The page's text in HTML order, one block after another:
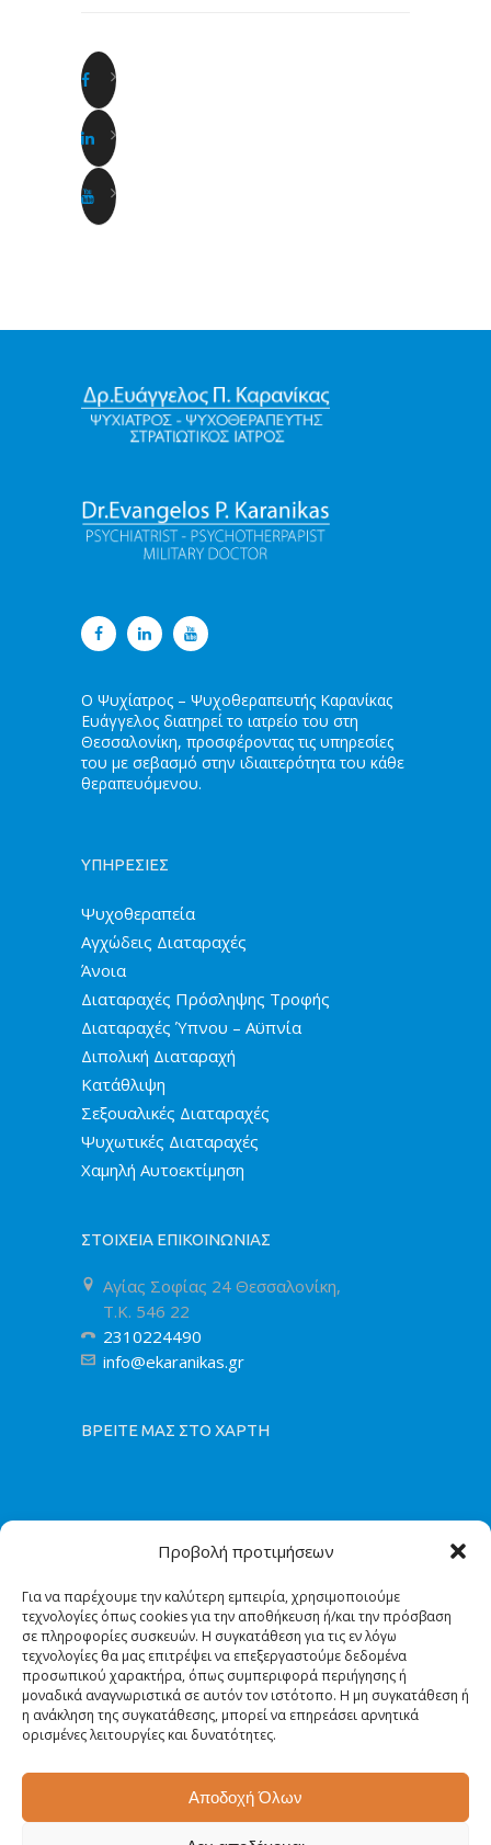
Προβολή προτιμήσεων
Για να παρέχουμε την καλύτερη εμπειρία, χρησιμοποιούμε
τεχνολογίες όπως cookies για την αποθήκευση ή/και την πρόσβαση
σε πληροφορίες συσκευών. Η συγκατάθεση για τις εν λόγω
τεχνολογίες θα μας επιτρέψει να επεξεργαστούμε δεδομένα
προσωπικού χαρακτήρα, όπως συμπεριφορά περιήγησης ή
μοναδικά αναγνωριστικά σε αυτόν τον ιστότοπο. Η μη συγκατάθεση ή
η ανάκληση της συγκατάθεσης, μπορεί να επηρεάσει αρνητικά
ορισμένες λειτουργίες και δυνατότητες.
Αποδοχή Όλων
Ο Ψυχίατρος – Ψυχοθεραπευτής Καρανίκας
Ευάγγελος διατηρεί το ιατρείο του στη
Θεσσαλονίκη, προσφέροντας τις υπηρεσίες
του με σεβασμό στην ιδιαιτερότητα του κάθε
θεραπευόμενου.
ΥΠΗΡΕΣΙΕΣ
Ψυχοθεραπεία
Αγχώδεις Διαταραχές
Άνοια
Διαταραχές Πρόσληψης Τροφής
Διαταραχές Ύπνου – Αϋπνία
Διπολική Διαταραχή
Κατάθλιψη
Σεξουαλικές Διαταραχές
Ψυχωτικές Διαταραχές
Χαμηλή Αυτοεκτίμηση
ΣΤΟΙΧΕΙΑ ΕΠΙΚΟΙΝΩΝΙΑΣ
Αγίας Σοφίας 24 Θεσσαλονίκη,
T.K. 546 22
2310224490
info@ekaranikas.gr
ΒΡΕΙΤΕ ΜΑΣ ΣΤΟ ΧΑΡΤΗ